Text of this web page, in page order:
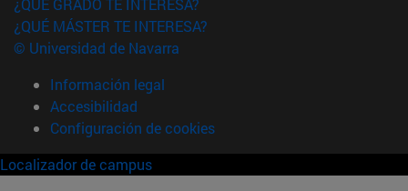
¿QUÉ MÁSTER TE INTERESA?
© Universidad de Navarra
Información legal
Accesibilidad
Configuración de cookies
Localizador de campus